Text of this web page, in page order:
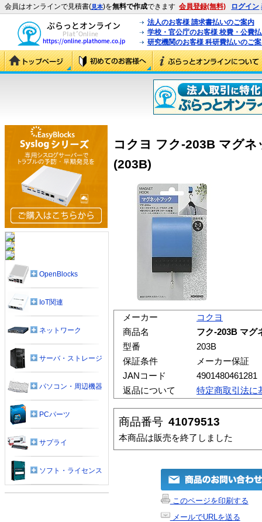
会員はオンラインで見積書(見本)を無料で作成できます 会員登録(無料) ログイン
法人のお客様 請求書払いのご案内
学校・官公庁のお客様 校費・公費
研究機関のお客様 科研費払いのご
コクヨ フク-203B マグ
(203B)
メーカー
コクヨ
商品名
フク-203B マグ
型番
203B
保証条件
メーカー保証
JANコード
4901480461281
返品について
特定商取引法に
商品番号 41079513
本商品は販売を終了しました
このページを印刷する
メールでURLを送る
OpenBlocks
IoT関連
ネットワーク
サーバ・ストレージ
パソコン・周辺機器
PCパーツ
サプライ
ソフト・ライセンス